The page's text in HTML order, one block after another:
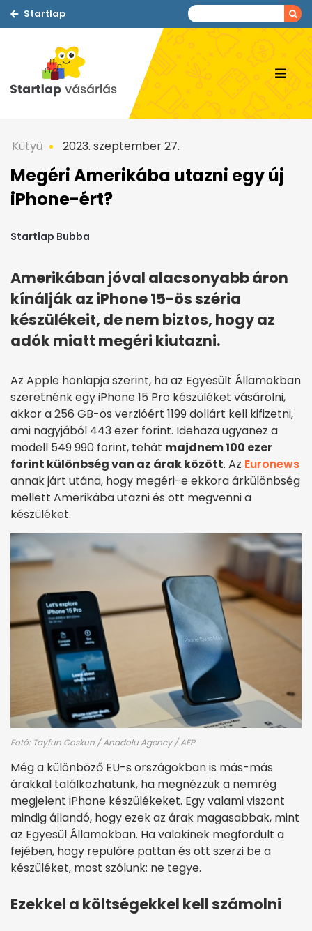
Startlap
Kütyü 2023. szeptember 27.
Megéri Amerikába utazni egy új
iPhone-ért?
Startlap Bubba
Amerikában jóval alacsonyabb áron
kínálják az iPhone 15-ös széria
készülékeit, de nem biztos, hogy az
adók miatt megéri kiutazni.
Az Apple honlapja szerint, ha az Egyesült Államokban
szeretnénk egy iPhone 15 Pro készüléket vásárolni,
akkor a 256 GB-os verzióért 1199 dollárt kell kifizetni,
ami nagyjából 443 ezer forint. Idehaza ugyanez a
modell 549 990 forint, tehát majdnem 100 ezer
forint különbség van az árak között. Az Euronews
annak járt utána, hogy megéri-e ekkora árkülönbség
mellett Amerikába utazni és ott megvenni a
készüléket.
Fotó: Tayfun Coskun / Anadolu Agency / AFP
Még a különböző EU-s országokban is más-más
árakkal találkozhatunk, ha megnézzük a nemrég
megjelent iPhone készülékeket. Egy valami viszont
mindig állandó, hogy ezek az árak magasabbak, mint
az Egyesül Államokban. Ha valakinek megfordult a
fejében, hogy repülőre pattan és ott szerzi be a
készüléket, most szólunk: ne tegye.
Ezekkel a költségekkel kell számolni